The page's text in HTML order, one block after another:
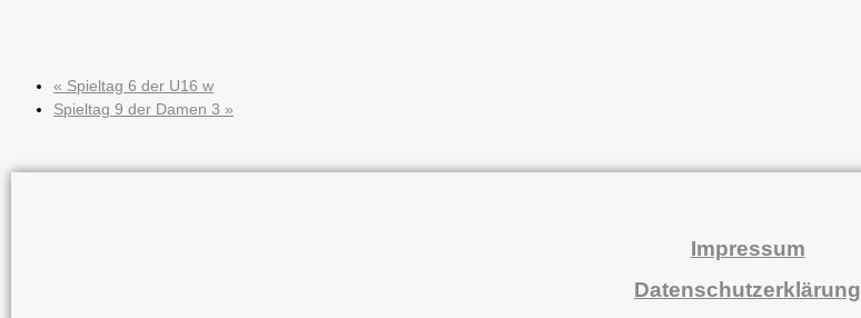
« Spieltag 6 der U16 w
Spieltag 9 der Damen 3 »
Impressum
Datenschutzerklärung